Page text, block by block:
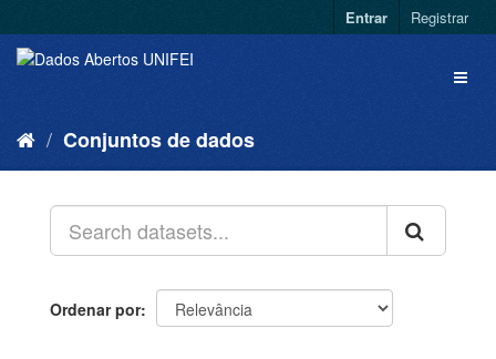
Entrar Registrar
Conjuntos de dados
Ordenar por